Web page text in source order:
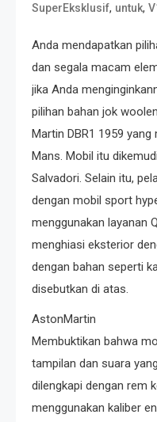
SuperEksklusif, untuk,
Anda mendapatkan
dan segala macam
jika Anda
pilihan bahan jok
Martin DBR1 1959
Mans. Mobil itu
Salvadori. Selain itu,
dengan mobil sport
menggunakan layanan
menghiasi eksterior
dengan bahan seperti
disebutkan di atas.
AstonMartin
Membuktikan bahwa
tampilan dan suara
dilengkapi dengan rem
menggunakan kaliber